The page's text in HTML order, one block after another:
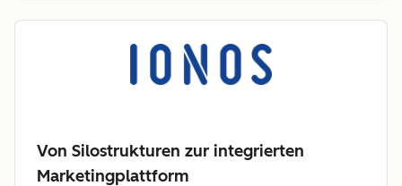
Von Silostrukturen zur integrierten
Marketingplattform